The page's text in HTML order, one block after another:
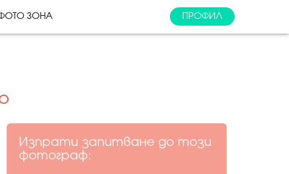
ЗОНА ПРОФИЛ
Изпрати запитване до този
фотограф: